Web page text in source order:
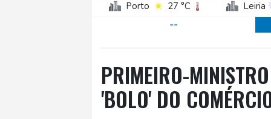
Porto 27 °C Leiria
30 °C
Rio de Janeiro
22 °C
--
PRIMEIRO-
'BOLO' DO